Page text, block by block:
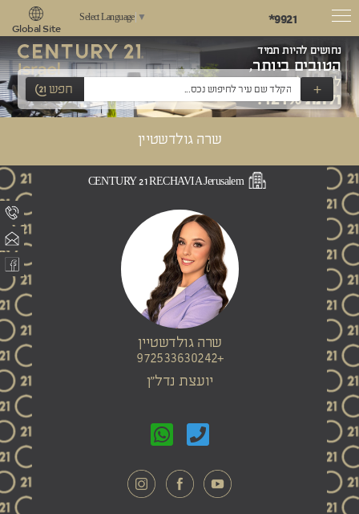
*9921
Select Language ▼
Global Site
נחושים להיות תמיד
הטובים ביותר,
לשאוף למצוינות
ולתת 121%!
+ חפש
שרה גולדשטיין
CENTURY 21 RECHAVIA Jerusalem
שרה גולדשטיין
+972533630242
יועצת נדל"ן